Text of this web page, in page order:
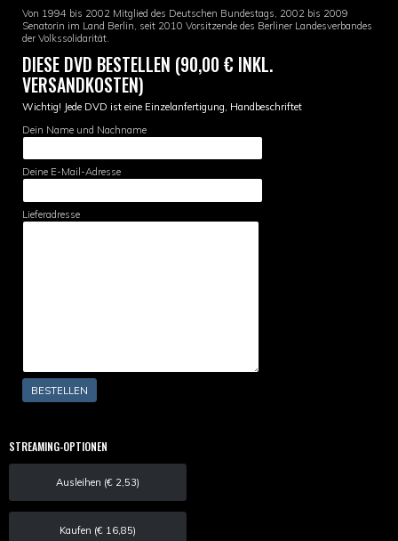
Von 1994 bis 2002 Mitglied des Deutschen Bundestags, 2002 bis 2009
Senatorin im Land Berlin, seit 2010 Vorsitzende des Berliner Landesverbandes
der Volkssolidarität.
DIESE DVD BESTELLEN (90,00 € INKL.
VERSANDKOSTEN)
Wichtig! Jede DVD ist eine Einzelanfertigung, Handbeschriftet
Dein Name und Nachname
Deine E-Mail-Adresse
Lieferadresse
STREAMING-OPTIONEN
Ausleihen (€ 2,53)
Kaufen (€ 16,85)